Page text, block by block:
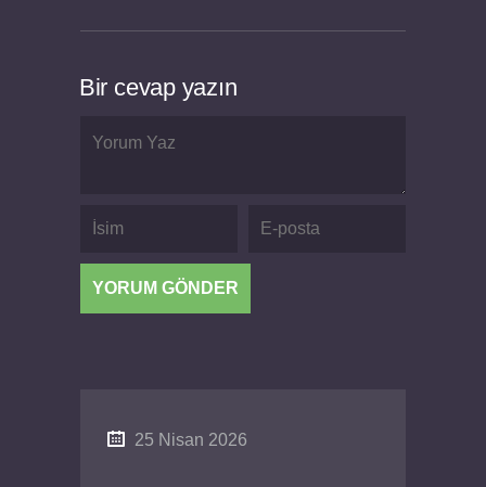
Bir cevap yazın
25 Nisan 2026